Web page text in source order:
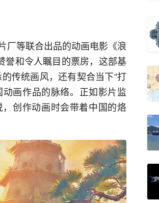
厂等联合出品的动画电影《浪
誉和令人瞩目的票房，这部基
传统画风，还有契合当下“打
画作品的脉络。正如影片监
创作动画时会带着中国的烙